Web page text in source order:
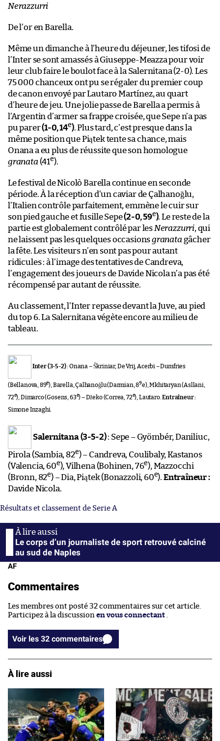
Nerazzurri
De l’or en Barella.
Même un dimanche à l’heure du déjeuner, les tifosi de
l’Inter se sont amassés à Giuseppe-Meazza pour voir
leur club faire le boulot face à la Salernitana (2-0). Les
75 000 chanceux ont pu se régaler du premier coup
de canon envoyé par Lautaro Martínez, au quart
d’heure de jeu. Une jolie passe de Barella a permis à
l’Argentin d’armer sa frappe croisée, que Sepe n’a pas
pu parer(1-0, 14e). Plus tard, c’est presque dans la
même position que Piątek tente sa chance, mais
Onana a eu plus de réussite que son homologue
granata (41e).
Le festival de Nicolò Barella continue en seconde
période. À la réception d’un caviar de Çalhanoğlu,
l’Italien contrôle parfaitement, emmène le cuir sur
son pied gauche et fusille Sepe(2-0, 59e). Le reste de la
partie est globalement contrôlé par les Nerazzurri, qui
ne laissent pas les quelques occasionsgranata gâcher
la fête. Les visiteurs n’en sont pas pour autant
ridicules : à l’image des tentatives de Candreva,
l’engagement des joueurs de Davide Nicola n’a pas été
récompensé par autant de réussite.
Au classement, l’Inter repasse devant la Juve, au pied
du top 6. La Salernitana végète encore au milieu de
tableau.
Inter (3-5-2): Onana – Škriniar, De Vrij, Acerbi – Dumfries
(Bellanova, 89e), Barella, Çalhanoğlu (Darmian, 89e), Mkhitaryan (Asllani,
72e), Dimarco (Gosens, 63e) – Džeko (Correa, 72e), Lautaro.Entraîneur :
Simone Inzaghi.
Salernitana (3-5-2): Sepe – Gyömbér, Daniliuc,
Pirola (Sambia, 82e) – Candreva, Coulibaly, Kastanos
(Valencia, 60e), Vilhena (Bohinen, 76e), Mazzocchi
(Bronn, 82e) – Dia, Piątek (Bonazzoli, 60e). Entraîneur :
Davide Nicola.
Résultats et classement de Serie A
Le corps d’un journaliste de sport retrouvé calciné
au sud de Naples
AF
Commentaires
Les membres ont posté 32 commentaires sur cet article.
Participez à la discussion en vous connectant
Voir les 32 commentaires
À lire aussi